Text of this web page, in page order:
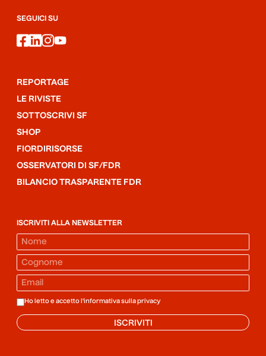
SEGUICI SU
facebook
linkedin
instagram
youtube
REPORTAGE
LE RIVISTE
SOTTOSCRIVI SF
SHOP
FIORDIRISORSE
OSSERVATORI DI SF/FDR
BILANCIO TRASPARENTE FDR
ISCRIVITI ALLA NEWSLETTER
Ho letto e accetto l'informativa sulla privacy
ISCRIVITI